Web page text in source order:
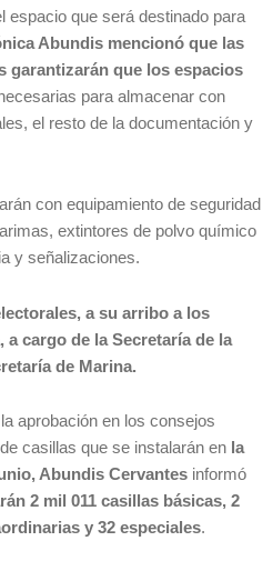
espacio que será destinado para
Abundis mencionó que las
garantizarán que los espacios
para almacenar con
el resto de la documentación y
con equipamiento de seguridad
extintores de polvo químico
y señalizaciones.
a su arribo a los
cargo de la Secretaría de la
de Marina.
aprobación en los consejos
casillas que se instalarán en la
Abundis Cervantes informó
2 mil 011 casillas básicas, 2
y 32 especiales.